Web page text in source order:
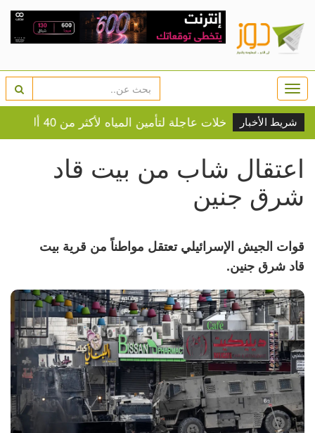
شريط الأخبار
حزمة تدخلات عاجلة لتأمين المياه لأكثر من 40 ألف مواطن في نابلس
اعتقال شاب من بيت قاد
شرق جنين
قوات الجيش الإسرائيلي تعتقل مواطناً من قرية بيت
قاد شرق جنين.